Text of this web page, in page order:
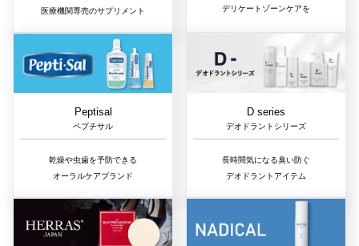
医療機関専売のサプリメント
デリケートゾーンケアを
Peptisal
ペプチサル
乾燥や虫歯を予防できる
オーラルケアブランド
D series
デオドラントシリーズ
長時間気になる臭い防ぐ
デオドラントアイテム